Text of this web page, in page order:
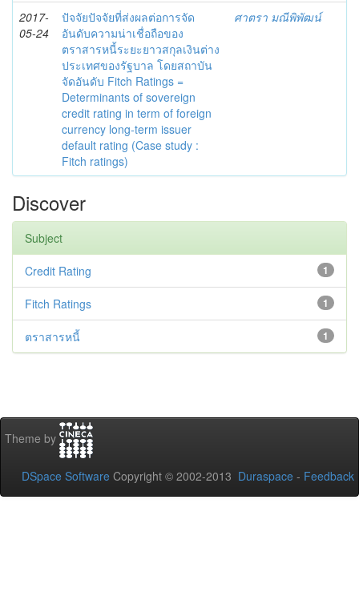
2017-
05-24
ปัจจัยปัจจัยที่ส่งผลต่อการจัด
อันดับความน่าเชื่อถือของ
ตราสารหนี้ระยะยาวสกุลเงินต่าง
ประเทศของรัฐบาล โดยสถาบัน
จัดอันดับ Fitch Ratings =
Determinants of sovereign
credit rating in term of foreign
currency long-term issuer
default rating (Case study :
Fitch ratings)
ศาตรา มณีพิพัฒน์
Discover
Subject
1
Credit Rating
1
Fitch Ratings
1
ตราสารหนี้
Theme by
DSpace Software Copyright © 2002-2013 Duraspace - Feedback